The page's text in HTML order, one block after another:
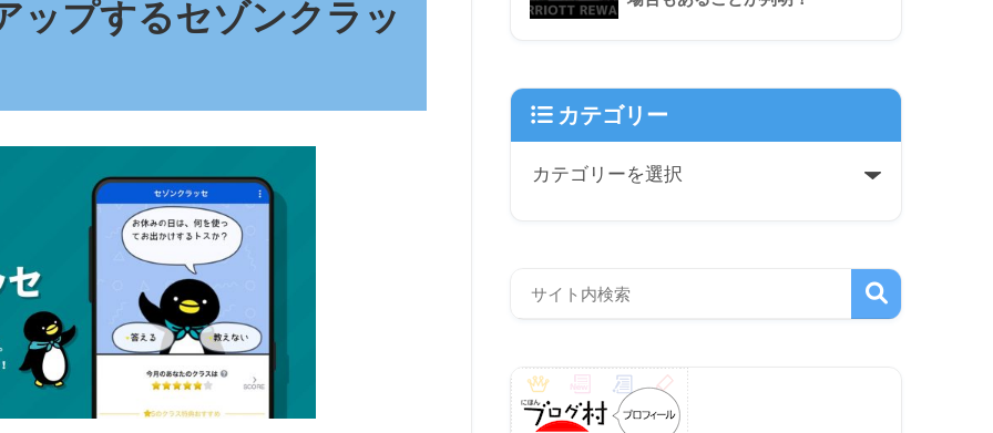
ップするセゾンクラッ
カテゴリー